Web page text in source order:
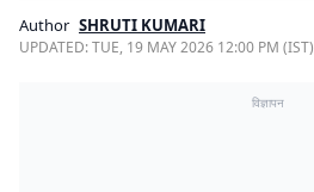
Author SHRUTI KUMARI
UPDATED:TUE, 19 MAY 2026 12:00 PM (IST)
विज्ञापन